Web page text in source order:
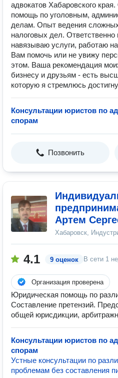
адвокатов Хабаровского
помощь по уголовным,
делам. Опыт ведения
налоговых дел.
навязываю услуги, работаю
Вам помочь или не увижу
этом. Ваша рекомендация
бизнесу и друзьям - есть
которую я стремлюсь
Консультации юристов по
спорам
Позвонить
Артем
Хабаровск,
4.1 9 оценок В сети 1
Организация проверена
Юридическая помощь по
Составление претензий.
общей юрисдикции,
Консультации юристов по
спорам
Устные консультации по
проблемам без составления